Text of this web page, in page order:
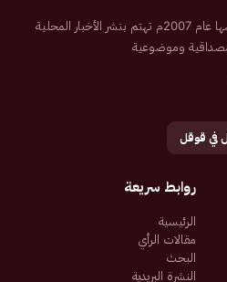
صحيفة إلكترونية سعودية تم تأسيسها عام 2007م تهتم بنشر الأخبار المحلية
وموضوعية
في قوقل
روابط سريعة
الرئيسية
مقالات الرأي
البحث
النشرة البريدية